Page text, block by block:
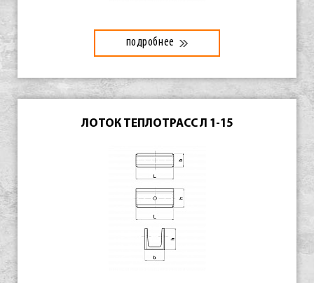
подробнее
ЛОТОК ТЕПЛОТРАСС Л 1-15